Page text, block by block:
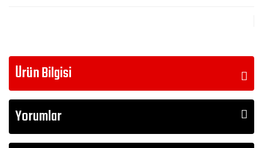
Ürün Bilgisi
Yorumlar